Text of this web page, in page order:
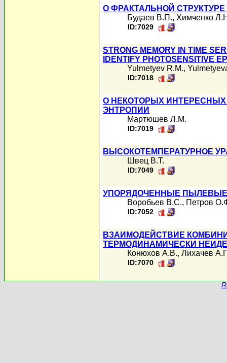
О ФРАКТАЛЬНОЙ
Будаев В.П., Химченко
ID:7029
STRONG MEMORY IN TIME
IDENTIFY PHOTOSENSITIVE
Yulmetyev R.M.,
ID:7018
О НЕКОТОРЫХ
ЭНТРОПИИ
Мартюшев Л.М.
ID:7019
ВЫСОКОТЕМПЕРАТУРНОЕ
Швец В.Т.
ID:7049
УПОРЯДОЧЕННЫЕ ПЫЛЕВЫЕ
Воробьев В.С., Петров
ID:7052
ВЗАИМОДЕЙСТВИЕ
ТЕРМОДИНАМИЧЕСКИ
Конюхов А.В., Лихачев
ID:7070